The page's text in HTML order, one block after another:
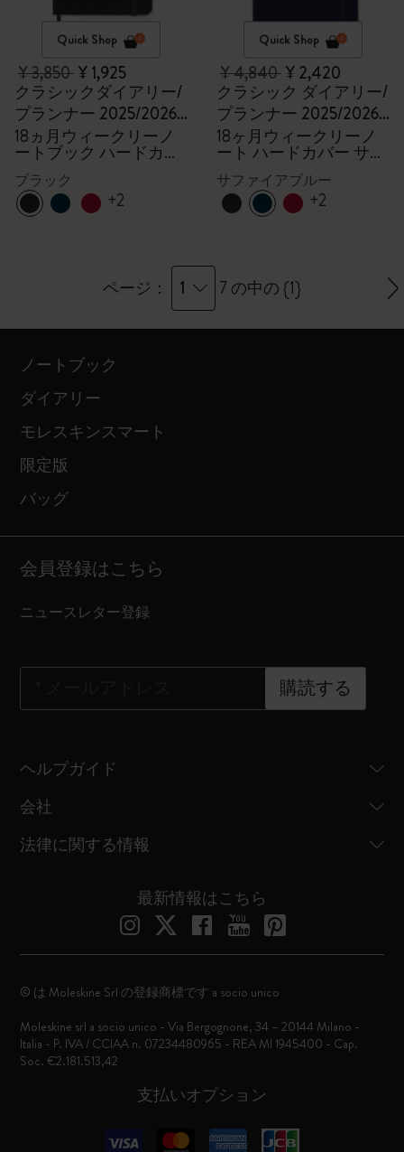
Quick Shop
¥ 3,850¥ 1,925
クラシックダイアリー/
プランナー 2025/2026,
ポケット
18ヵ月ウィークリーノ
ートブック ハードカバ
ー ブラック
ブラック
+2
Quick Shop
¥ 4,840¥ 2,420
クラシック ダイアリー/
プランナー 2025/2026
ラージ
18ヶ月ウィークリーノ
ート ハードカバー サフ
ァイアブルー
サファイアブルー
+2
ページ： 1 7 の中の {1}
ノートブック
ダイアリー
モレスキンスマート
限定版
バッグ
会員登録はこちら
ニュースレター登録
購読する
ヘルプガイド
会社
法律に関する情報
最新情報はこちら
支払いオプション
© は Moleskine Srl の登録商標です a socio unico
Moleskine srl a socio unico - Via Bergognone, 34 – 20144 Milano -
Italia - P. IVA / CCIAA n. 07234480965 - REA MI 1945400 - Cap.
Soc. €2.181.513,42